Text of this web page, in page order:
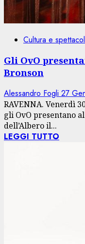
Cultura e
Gli OvO
Bronson
Alessandro Fogli 27
RAVENNA. Venerdì
gli OvO presentano
dell’Albero il...
LEGGI TUTTO